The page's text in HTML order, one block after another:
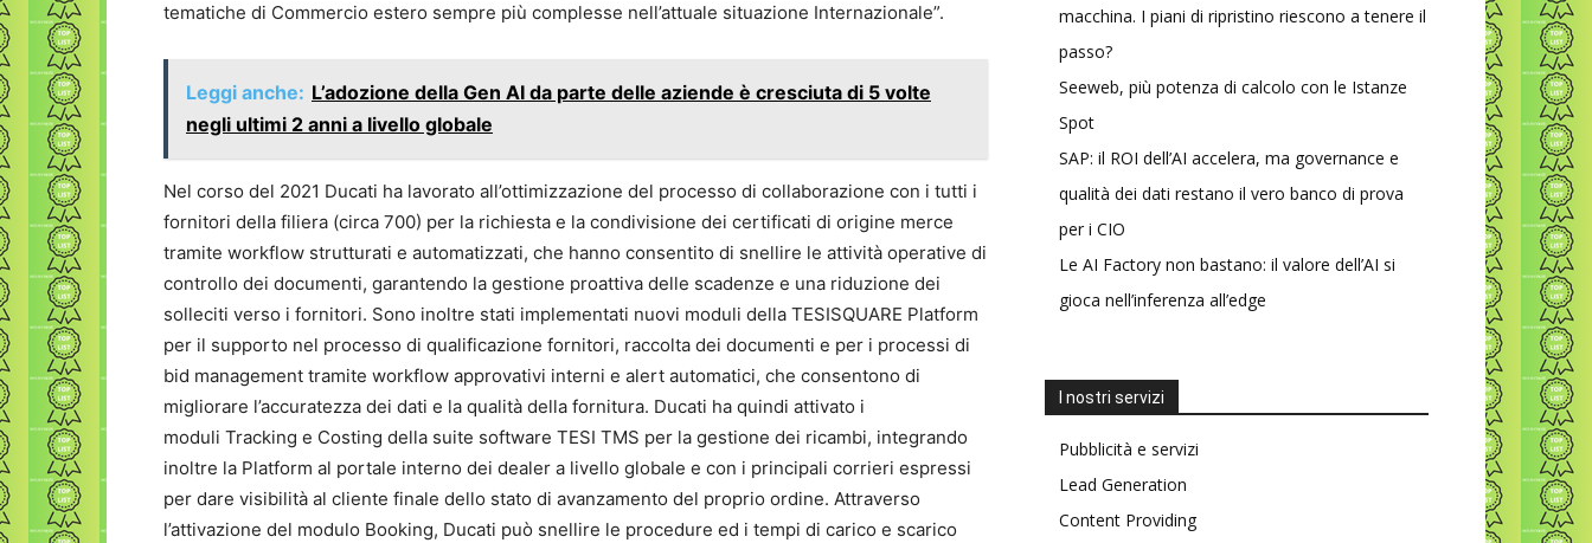
tematiche di Commercio estero sempre più complesse nell’attuale situazione Internazionale”.
Leggi anche: L’adozione della Gen AI da parte delle aziende è cresciuta di 5 volte
negli ultimi 2 anni a livello globale
Nel corso del 2021 Ducati ha lavorato all’ottimizzazione del processo di collaborazione con i tutti i
fornitori della filiera (circa 700) per la richiesta e la condivisione dei certificati di origine merce
tramite workflow strutturati e automatizzati, che hanno consentito di snellire le attività operative di
controllo dei documenti, garantendo la gestione proattiva delle scadenze e una riduzione dei
solleciti verso i fornitori. Sono inoltre stati implementati nuovi moduli della TESISQUARE Platform
per il supporto nel processo di qualificazione fornitori, raccolta dei documenti e per i processi di
bid management tramite workflow approvativi interni e alert automatici, che consentono di
migliorare l’accuratezza dei dati e la qualità della fornitura. Ducati ha quindi attivato i
moduli Tracking e Costing della suite software TESI TMS per la gestione dei ricambi, integrando
inoltre la Platform al portale interno dei dealer a livello globale e con i principali corrieri espressi
per dare visibilità al cliente finale dello stato di avanzamento del proprio ordine. Attraverso
l’attivazione del modulo Booking, Ducati può snellire le procedure ed i tempi di carico e scarico
macchina. I piani di ripristino riescono a tenere il
passo?
Seeweb, più potenza di calcolo con le Istanze
Spot
SAP: il ROI dell’AI accelera, ma governance e
qualità dei dati restano il vero banco di prova
per i CIO
Le AI Factory non bastano: il valore dell’AI si
gioca nell’inferenza all’edge
I nostri servizi
Pubblicità e servizi
Lead Generation
Content Providing